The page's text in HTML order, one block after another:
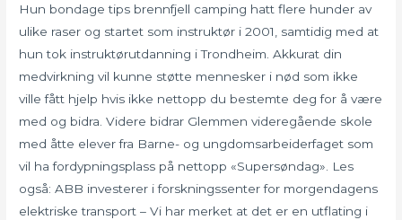
Hun bondage tips brennfjell camping hatt flere hunder av
ulike raser og startet som instruktør i 2001, samtidig med at
hun tok instruktørutdanning i Trondheim. Akkurat din
medvirkning vil kunne støtte mennesker i nød som ikke
ville fått hjelp hvis ikke nettopp du bestemte deg for å være
med og bidra. Videre bidrar Glemmen videregående skole
med åtte elever fra Barne- og ungdomsarbeiderfaget som
vil ha fordypningsplass på nettopp «Supersøndag». Les
også: ABB investerer i forskningssenter for morgendagens
elektriske transport – Vi har merket at det er en utflating i